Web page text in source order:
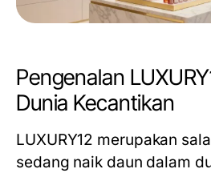
Pengenalan
Dunia Kecantikan
LUXURY12 merupakan
sedang naik daun dalam